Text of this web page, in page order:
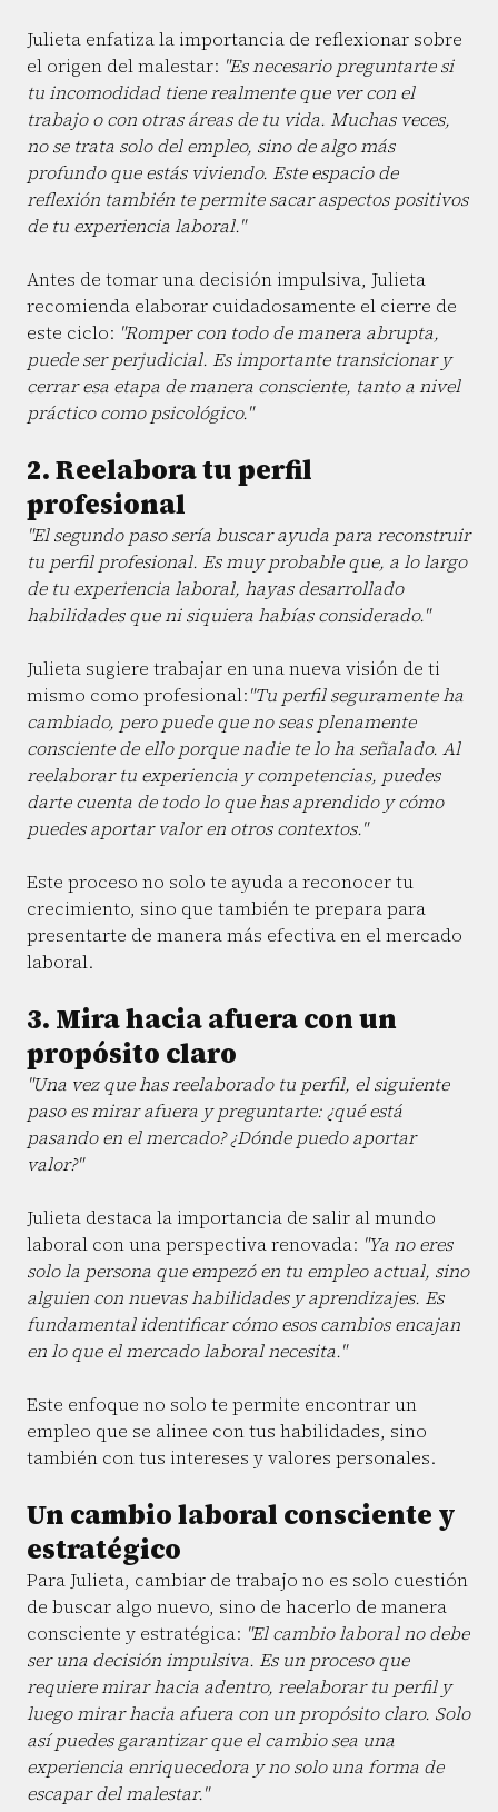
Julieta enfatiza la importancia de reflexionar sobre
el origen del malestar: "Es necesario preguntarte si
tu incomodidad tiene realmente que ver con el
trabajo o con otras áreas de tu vida. Muchas veces,
no se trata solo del empleo, sino de algo más
profundo que estás viviendo. Este espacio de
reflexión también te permite sacar aspectos positivos
de tu experiencia laboral."
Antes de tomar una decisión impulsiva, Julieta
recomienda elaborar cuidadosamente el cierre de
este ciclo: "Romper con todo de manera abrupta,
puede ser perjudicial. Es importante transicionar y
cerrar esa etapa de manera consciente, tanto a nivel
práctico como psicológico."
2. Reelabora tu perfil
profesional
"El segundo paso sería buscar ayuda para reconstruir
tu perfil profesional. Es muy probable que, a lo largo
de tu experiencia laboral, hayas desarrollado
habilidades que ni siquiera habías considerado."
Julieta sugiere trabajar en una nueva visión de ti
mismo como profesional:"Tu perfil seguramente ha
cambiado, pero puede que no seas plenamente
consciente de ello porque nadie te lo ha señalado. Al
reelaborar tu experiencia y competencias, puedes
darte cuenta de todo lo que has aprendido y cómo
puedes aportar valor en otros contextos."
Este proceso no solo te ayuda a reconocer tu
crecimiento, sino que también te prepara para
presentarte de manera más efectiva en el mercado
laboral.
3. Mira hacia afuera con un
propósito claro
"Una vez que has reelaborado tu perfil, el siguiente
paso es mirar afuera y preguntarte: ¿qué está
pasando en el mercado? ¿Dónde puedo aportar
valor?"
Julieta destaca la importancia de salir al mundo
laboral con una perspectiva renovada: "Ya no eres
solo la persona que empezó en tu empleo actual, sino
alguien con nuevas habilidades y aprendizajes. Es
fundamental identificar cómo esos cambios encajan
en lo que el mercado laboral necesita."
Este enfoque no solo te permite encontrar un
empleo que se alinee con tus habilidades, sino
también con tus intereses y valores personales.
Un cambio laboral consciente y
estratégico
Para Julieta, cambiar de trabajo no es solo cuestión
de buscar algo nuevo, sino de hacerlo de manera
consciente y estratégica: "El cambio laboral no debe
ser una decisión impulsiva. Es un proceso que
requiere mirar hacia adentro, reelaborar tu perfil y
luego mirar hacia afuera con un propósito claro. Solo
así puedes garantizar que el cambio sea una
experiencia enriquecedora y no solo una forma de
escapar del malestar."